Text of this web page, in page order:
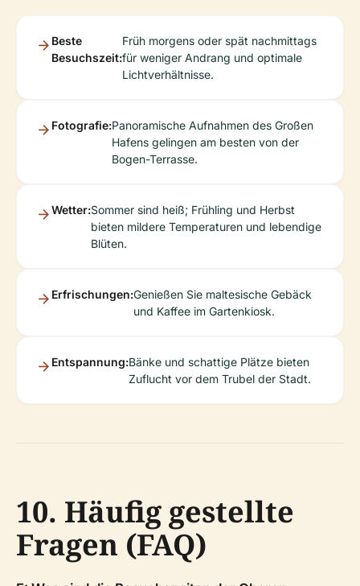
Beste
Besuchszeit:
Früh morgens oder spät nachmittags
für weniger Andrang und optimale
Lichtverhältnisse.
Fotografie:Panoramische Aufnahmen des Großen
Hafens gelingen am besten von der
Bogen-Terrasse.
Wetter:Sommer sind heiß; Frühling und Herbst
bieten mildere Temperaturen und lebendige
Blüten.
Erfrischungen:Genießen Sie maltesische Gebäck
und Kaffee im Gartenkiosk.
Entspannung:Bänke und schattige Plätze bieten
Zuflucht vor dem Trubel der Stadt.
10. Häufig gestellte
Fragen (FAQ)